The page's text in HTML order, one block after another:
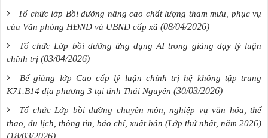
Tổ chức lớp Bồi dưỡng nâng cao chất lượng tham mưu, phục vụ
của Văn phòng HĐND và UBND cấp xã (08/04/2026)
Tổ chức Lớp bồi dưỡng ứng dụng AI trong giảng dạy lý luận
chính trị (03/04/2026)
Bế giảng lớp Cao cấp lý luận chính trị hệ không tập trung
K71.B14 địa phương 3 tại tỉnh Thái Nguyên (30/03/2026)
Tổ chức Lớp bồi dưỡng chuyên môn, nghiệp vụ văn hóa, thể
thao, du lịch, thông tin, báo chí, xuất bản (Lớp thứ nhất, năm 2026)
(18/03/2026)